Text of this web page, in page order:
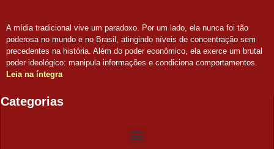
A mídia tradicional vive um paradoxo. Por um lado, ela nunca foi tão
poderosa no mundo e no Brasil, atingindo níveis de concentração sem
precedentes na história. Além do poder econômico, ela exerce um brutal
poder ideológico: manipula informações e condiciona comportamentos.
Leia na íntegra
Categorias